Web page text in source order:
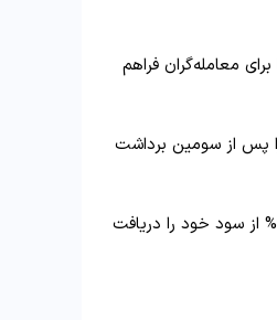
معامله‌گران فراهم
پس از سومین برداشت
پس از موفقیت در چالش‌ها، معامله‌گران می‌توانند تا 90% از سود خود را دریافت